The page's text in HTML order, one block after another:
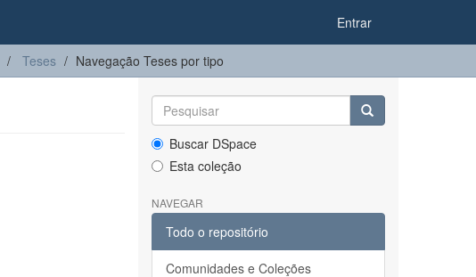
Entrar
Teses Navegação Teses por tipo
Buscar DSpace
Esta coleção
NAVEGAR
Todo o repositório
Comunidades e Coleções